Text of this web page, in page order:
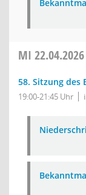
MI 22.04.2026
58. Sitzung des
19:00-21:45 Uhr